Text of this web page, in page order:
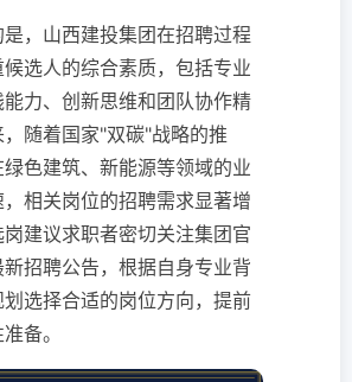
，山西建投集团在招聘过程
选人的综合素质，包括专业
力、创新思维和团队协作精
随着国家"双碳"战略的推
色建筑、新能源等领域的业
相关岗位的招聘需求显著增
建议求职者密切关注集团官
新招聘公告，根据自身专业背
选择合适的岗位方向，提前
备。